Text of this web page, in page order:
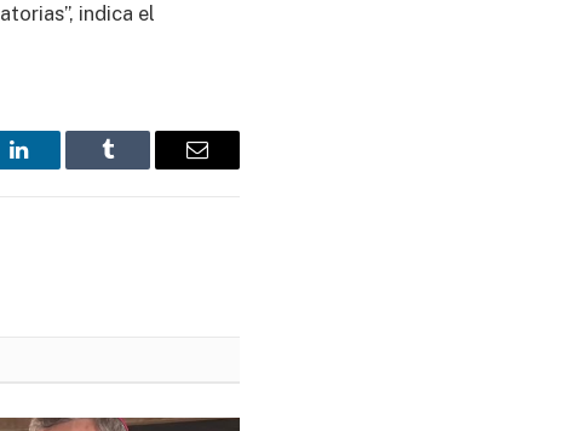
indica el
LinkedIn Tumblr Email